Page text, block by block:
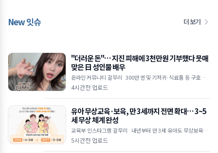
New 잇슈 더 보기
"더러운 돈"… 지진 피해에 3천만원 기부했다 뭇매
맞은 日 성인물 배우
온라인 커뮤니티 갈무리 300만 엔 및 기저귀·식료품 등 구호물품
전달 직업 비하하며 악플 쏟아낸 일부 누리꾼 논란 "지원 동참 유도
4시간전 업로드
유아 무상교육·보육, 만 3세까지 전면 확대… 3~5
세 무상 체계 완성
교육부 인스타그램 갈무리 내년부터 만 3세 유아도 무상보육·교
육 지원 대상 포함 공공보육 이용률 2030년까지 55% 목표로 상향
5시간전 업로드